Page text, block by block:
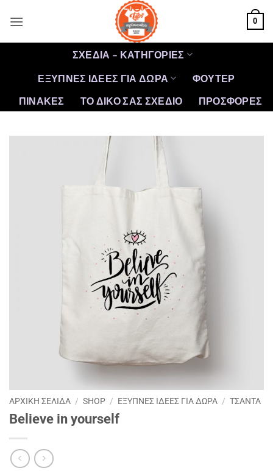
στο
0
ΣΧΕΔΙΑ – ΚΑΤΗΓΟΡΙΕΣ
ΕΞΥΠΝΕΣ ΙΔΕΕΣ ΓΙΑ ΔΩΡΑ
ΦΟΥΤΕΡ
ΠΙΝΑΚΕΣ
ΤΟ ΔΙΚΟ ΣΑΣ ΣΧΕΔΙΟ ΠΡΟΣΦΟΡΈΣ
ΑΡΧΙΚΉ ΣΕΛΊΔΑ / SHOP / ΕΞΥΠΝΕΣ ΙΔΕΕΣ ΓΙΑ ΔΩΡΑ / ΤΣΑΝΤΑ
Believe in yourself